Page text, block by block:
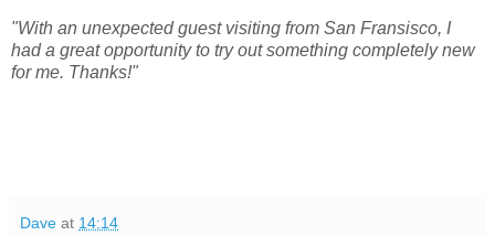
"With an unexpected guest visiting from San Fransisco, I
had a great opportunity to try out something completely new
for me. Thanks!"
Dave at 14:14